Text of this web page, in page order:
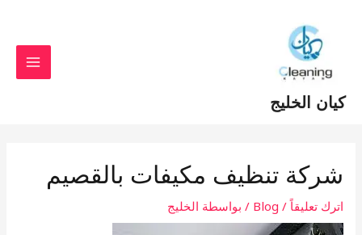
المحتوى
كيان الخليج
شركة تنظيف مكيفات بالقصيم
اترك تعليقاً /
Blog / بواسطة الخليج
navigation